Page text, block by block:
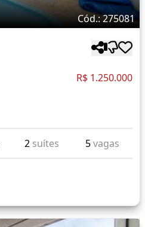
Cód.: 275081
R$ 1.250.000
2 suítes 5vagas